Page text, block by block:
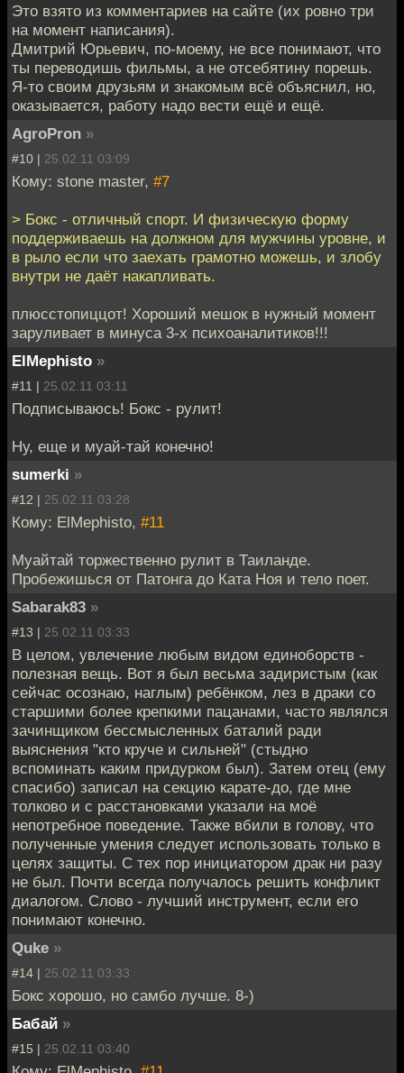
Это взято из комментариев на сайте (их ровно три
на момент написания).
Дмитрий Юрьевич, по-моему, не все понимают, что
ты переводишь фильмы, а не отсебятину порешь.
Я-то своим друзьям и знакомым всё объяснил, но,
оказывается, работу надо вести ещё и ещё.
AgroPron »
#10 | 25.02.11 03:09
Кому: stone master, #7
> Бокс - отличный спорт. И физическую форму
поддерживаешь на должном для мужчины уровне, и
в рыло если что заехать грамотно можешь, и злобу
внутри не даёт накапливать.
плюсстопиццот! Хороший мешок в нужный момент
заруливает в минуса 3-х психоаналитиков!!!
ElMephisto »
#11 | 25.02.11 03:11
Подписываюсь! Бокс - рулит!
Ну, еще и муай-тай конечно!
sumerki »
#12 | 25.02.11 03:28
Кому: ElMephisto, #11
Муайтай торжественно рулит в Таиланде.
Пробежишься от Патонга до Ката Ноя и тело поет.
Sabarak83 »
#13 | 25.02.11 03:33
В целом, увлечение любым видом единоборств -
полезная вещь. Вот я был весьма задиристым (как
сейчас осознаю, наглым) ребёнком, лез в драки со
старшими более крепкими пацанами, часто являлся
зачинщиком бессмысленных баталий ради
выяснения "кто круче и сильней" (стыдно
вспоминать каким придурком был). Затем отец (ему
спасибо) записал на секцию карате-до, где мне
толково и с расстановками указали на моё
непотребное поведение. Также вбили в голову, что
полученные умения следует использовать только в
целях защиты. С тех пор инициатором драк ни разу
не был. Почти всегда получалось решить конфликт
диалогом. Слово - лучший инструмент, если его
понимают конечно.
Quke »
#14 | 25.02.11 03:33
Бокс хорошо, но самбо лучше. 8-)
Бабай »
#15 | 25.02.11 03:40